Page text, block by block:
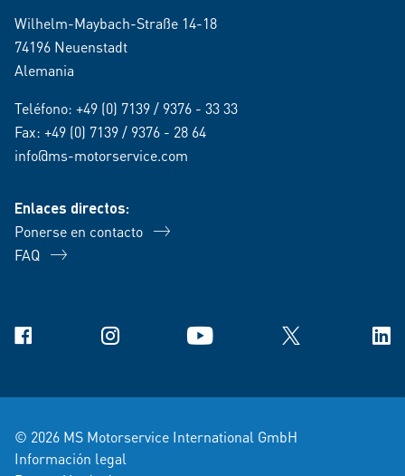
Wilhelm-Maybach-Straße 14-18
74196 Neuenstadt
Alemania
Teléfono: +49 (0) 7139 / 9376 - 33 33
Fax: +49 (0) 7139 / 9376 - 28 64
info@ms-motorservice.com
Enlaces directos:
Ponerse en contacto
FAQ
Facebook Instagram YouTube X
© 2026 MS Motorservice International GmbH
Información legal